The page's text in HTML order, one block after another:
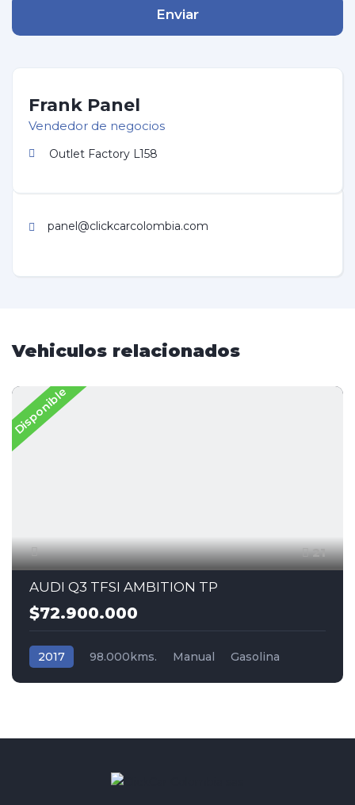
Enviar
Frank Panel
Vendedor de negocios
Outlet Factory L158
panel@clickcarcolombia.com
Vehiculos relacionados
Disponible
21
AUDI Q3 TFSI AMBITION TP
$72.900.000
2017 98.000kms. Manual
Gasolina